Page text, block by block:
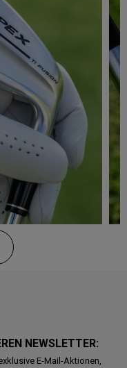
NEWSLETTER:
E-Mail-Aktionen,